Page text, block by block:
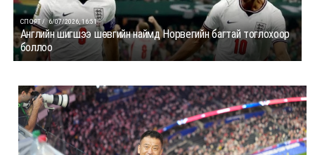
СПОРТ / 6/07/2026, 16:51
Английн шигшээ шөвгийн наймд Норвегийн багтай тоглохоор
боллоо